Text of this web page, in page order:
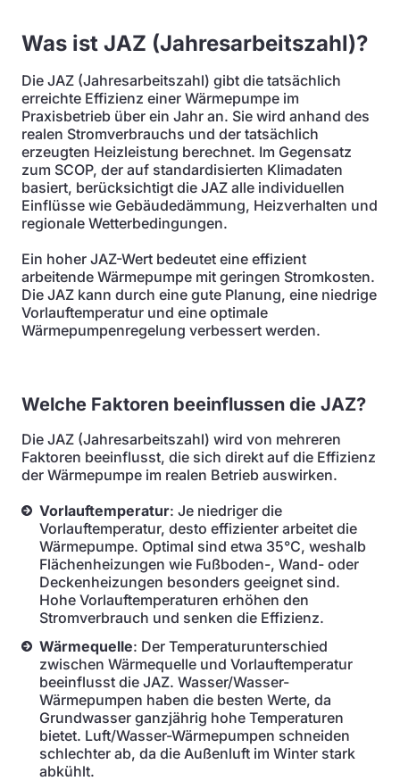
Was ist JAZ (Jahresarbeitszahl)?
Die JAZ (Jahresarbeitszahl) gibt die tatsächlich
erreichte Effizienz einer Wärmepumpe im
Praxisbetrieb über ein Jahr an. Sie wird anhand des
realen Stromverbrauchs und der tatsächlich
erzeugten Heizleistung berechnet. Im Gegensatz
zum SCOP, der auf standardisierten Klimadaten
basiert, berücksichtigt die JAZ alle individuellen
Einflüsse wie Gebäudedämmung, Heizverhalten und
regionale Wetterbedingungen.
Ein hoher JAZ-Wert bedeutet eine effizient
arbeitende Wärmepumpe mit geringen Stromkosten.
Die JAZ kann durch eine gute Planung, eine niedrige
Vorlauftemperatur und eine optimale
Wärmepumpenregelung verbessert werden.
Welche Faktoren beeinflussen die JAZ?
Die JAZ (Jahresarbeitszahl) wird von mehreren
Faktoren beeinflusst, die sich direkt auf die Effizienz
der Wärmepumpe im realen Betrieb auswirken.
Vorlauftemperatur: Je niedriger die
Vorlauftemperatur, desto effizienter arbeitet die
Wärmepumpe. Optimal sind etwa 35°C, weshalb
Flächenheizungen wie Fußboden-, Wand- oder
Deckenheizungen besonders geeignet sind.
Hohe Vorlauftemperaturen erhöhen den
Stromverbrauch und senken die Effizienz.
Wärmequelle: Der Temperaturunterschied
zwischen Wärmequelle und Vorlauftemperatur
beeinflusst die JAZ. Wasser/Wasser-
Wärmepumpen haben die besten Werte, da
Grundwasser ganzjährig hohe Temperaturen
bietet. Luft/Wasser-Wärmepumpen schneiden
schlechter ab, da die Außenluft im Winter stark
abkühlt.